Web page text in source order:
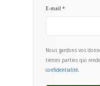
E-mail *
Nous gardons vos
tierces parties qui
confidentialité.